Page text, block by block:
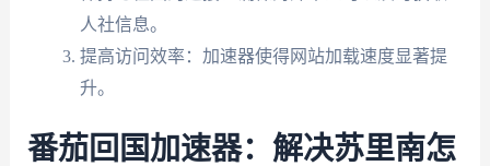
人社信息。
提高访问效率：加速器使得网站加载速度显著提
升。
番茄回国加速器：解决苏里南怎